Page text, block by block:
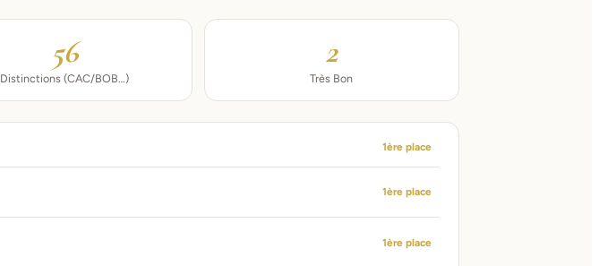
56
Distinctions (CAC/BOB…)
2
Très Bon
1ère place
1ère place
1ère place